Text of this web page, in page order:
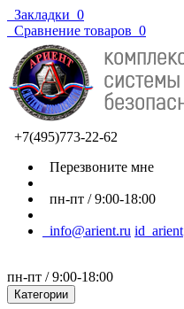
Закладки 0
Сравнение товаров 0
+7(495)773-22-62
Перезвоните мне
пн-пт / 9:00-18:00
info@arient.ru id_arient
пн-пт / 9:00-18:00
Категории